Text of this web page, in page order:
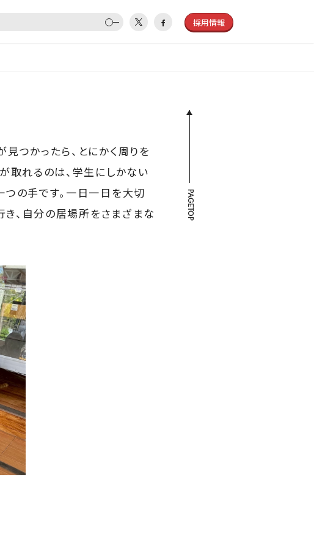
採用情報
つかったら、とにかく周りを
取れるのは、学生にしかない
つの手です。一日一日を大切
き、自分の居場所をさまざまな
PAGETOP